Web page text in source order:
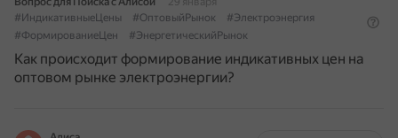
#ИндикативныеЦены
#ОптовыйРынок
#Электроэнергия
#ФормированиеЦен
#ЭнергетическийРынок
Как происходит формирование индикативных цен на
оптовом рынке электроэнергии?